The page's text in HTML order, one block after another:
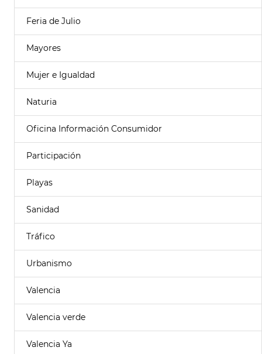
Feria de Julio
Mayores
Mujer e Igualdad
Naturia
Oficina Información Consumidor
Participación
Playas
Sanidad
Tráfico
Urbanismo
Valencia
Valencia verde
Valencia Ya